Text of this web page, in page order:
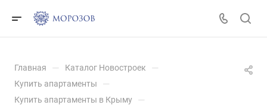
Главная — Каталог Новостроек —
Купить апартаменты —
Купить апартаменты в Крыму —